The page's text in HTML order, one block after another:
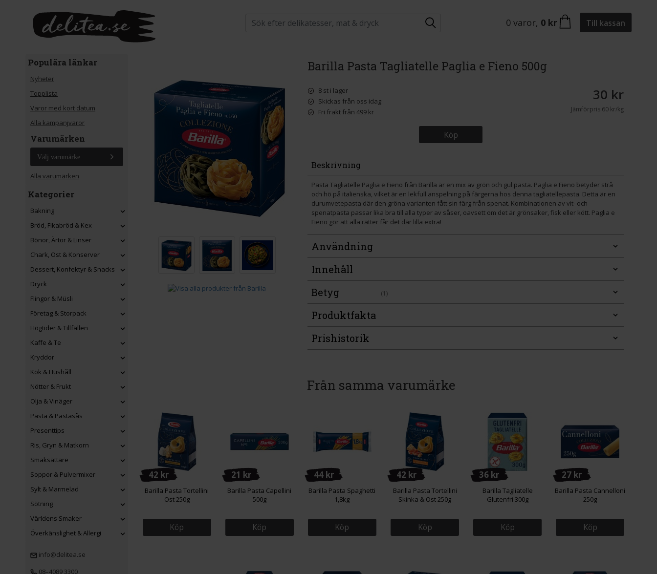
0 varor, 0 kr Till kassan
Populära länkar
Nyheter
Topplista
Varor med kort datum
Alla kampanjvaror
Varumärken
Välj varumärke
Alla varumärken
Kategorier
Bakning
Bröd, Fikabröd & Kex
Bönor, Ärtor & Linser
Chark, Ost & Konserver
Dessert, Konfektyr & Snacks
Dryck
Flingor & Müsli
Företag & Storpack
Högtider & Tillfällen
Kaffe & Te
Kryddor
Kök & Hushåll
Nötter & Frukt
Olja & Vinäger
Pasta & Pastasås
Presenttips
Ris, Gryn & Matkorn
Smaksättare
Soppor & Pulvermixer
Sylt & Marmelad
Sötning
Världens Smaker
Överkänslighet & Allergi
info@delitea.se
08–4089 3300
Barilla Pasta Tagliatelle Paglia e Fieno 500g
8 st i lager
Skickas från oss idag
Fri frakt från 499 kr
30 kr
Jämförpris60 kr/kg
Köp
Beskrivning
Pasta Tagliatelle Paglia e Fieno från Barilla är en mix av grön och gul pasta. Paglia e Fieno betyder strå
och hö på italienska, vilket är en lekfull anspelning på färgerna hos denna tagliatellepasta. Detta är en
durumvetepasta där den gröna varianten fått sin färg från spenat. Kombinationen av vit- och
spenatpasta passar lika bra till alla typer av såser, oavsett om det är grönsaker, fisk eller kött. Paglia e
Fieno gör att alla rätter får det där lilla extra!
Användning
Innehåll
Betyg
(1)
Produktfakta
Prishistorik
Från samma varumärke
42 kr
Barilla Pasta Tortellini
Ost 250g
Köp
21 kr
Barilla Pasta Capellini
500g
Köp
44 kr
Barilla Pasta Spaghetti
1,8kg
Köp
42 kr
Barilla Pasta Tortellini
Skinka & Ost 250g
Köp
36 kr
Barilla Tagliatelle
Glutenfri 300g
Köp
27 kr
Barilla Pasta Cannelloni
250g
Köp